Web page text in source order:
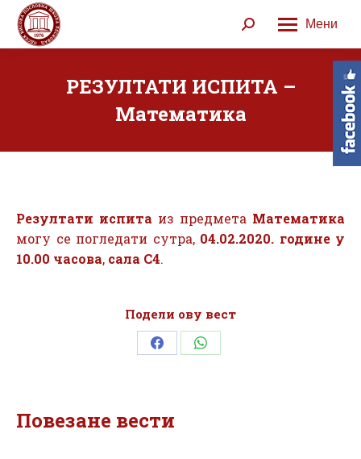
Мени
Search:
РЕЗУЛТАТИ ИСПИТА –
Математика
Резултати испита из предмета Математика
могу се погледати сутра, 04.02.2020. године у
10.00 часова, сала С4.
Подели ову вест
Share Share
Повезане вести